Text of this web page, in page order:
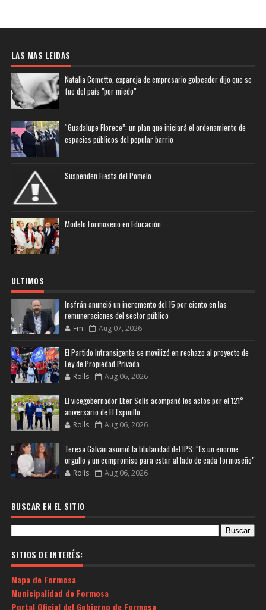
LAS MAS LEIDAS
Natalia Cometto, expareja de empresario golpeador dijo que se
fue del país "por miedo"
“Guadalupe Florece”: un plan que iniciará el ordenamiento de
espacios públicos del popular barrio
Suspenden Fiesta del Pomelo
Modelo Formoseño en Educación
ULTIMOS
Insfrán anunció un incremento del 15 por ciento en las
remuneraciones del sector público
Fm Aug 07, 2026
El Partido Intransigente se movilizó en rechazo al proyecto de
Ley de Propiedad Privada
Rolls Aug 06, 2026
El vicegobernador Eber Solís acompañó los actos por el 121°
aniversario de El Espinillo
Rolls Aug 06, 2026
Teresa Galván asumió la titularidad del IPS: “Es un enorme
orgullo y un compromiso para estar al lado de cada formoseño”
Rolls Aug 06, 2026
BUSCAR EN EL SITIO
SITIOS DE INTERÉS:
Mapa de Formosa
Municipalidad de Formosa
Portal Oficial del Gobierno de Formosa